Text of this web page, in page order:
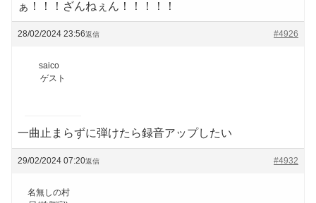
ぁ！！！ざんねぇん！！！！！
28/02/2024 23:56 #4926
返信
saico
ゲスト
一曲止まらずに弾けたら録音アップしたい
29/02/2024 07:20 #4932
返信
名無しの村